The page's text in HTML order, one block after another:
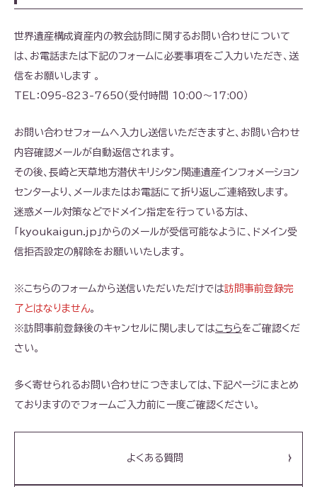
世界遺産構成資産内の教会訪問に関するお問い合わせについて
は、お電話または下記のフォームに必要事項をご入力いただき、送
信をお願いします 。
TEL：095-823-7650（受付時間 10:00～17:00）
お問い合わせフォームへ入力し送信いただきますと、お問い合わせ
内容確認メールが自動返信されます。
その後、長崎と天草地方潜伏キリシタン関連遺産インフォメーション
センターより、メールまたはお電話にて折り返しご連絡致します。
迷惑メール対策などでドメイン指定を行っている方は、
「kyoukaigun.jp」からのメールが受信可能なように、ドメイン受
信拒否設定の解除をお願いいたします。
※こちらのフォームから送信いただいただけでは訪問事前登録完
了とはなりません。
※訪問事前登録後のキャンセルに関しましてはこちらをご確認くだ
さい。
多く寄せられるお問い合わせにつきましては、下記ページにまとめ
ておりますのでフォームご入力前に一度ご確認ください。
よくある質問